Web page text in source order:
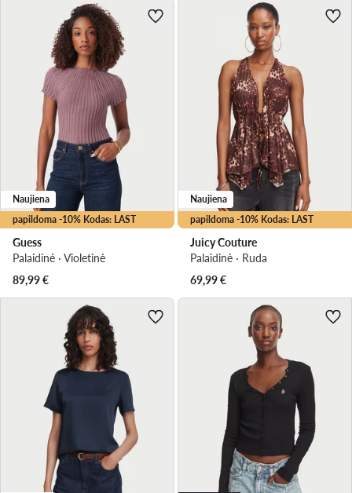
papildoma -10% Kodas: LAST
Naujiena
Guess
Palaidinė · Violetinė
89,99€
papildoma -10% Kodas: LAST
Naujiena
Juicy Couture
Palaidinė · Ruda
69,99€